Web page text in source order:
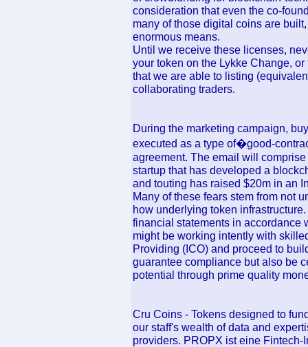
consideration that even the co-
many of those digital coins are
enormous means.
Until we receive these licenses,
your token on the Lykke Change,
that we are able to listing
collaborating traders.
During the marketing campaign,
executed as a type of�good-
agreement. The email will
startup that has developed a
and touting has raised $20m in an
Many of these fears stem from not
how underlying token
financial statements in accordance
might be working intently with
Providing (ICO) and proceed to
guarantee compliance but also be
potential through prime quality
Cru Coins - Tokens designed to
our staff's wealth of data and
providers. PROPX ist eine